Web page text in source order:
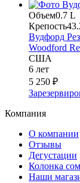
Объем0.7 L
Крепость
Вудфорд
Woodford
США
6 лет
5 250 ₽
Компания
О компании
Отзывы
Дегустации
Колонка
Наши